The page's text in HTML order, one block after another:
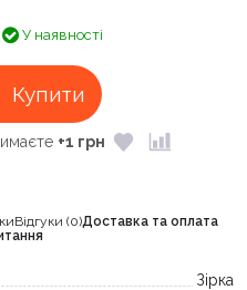
У наявності
Купити
+1 грн
Відгуки (0)Доставка та оплата
Зірка